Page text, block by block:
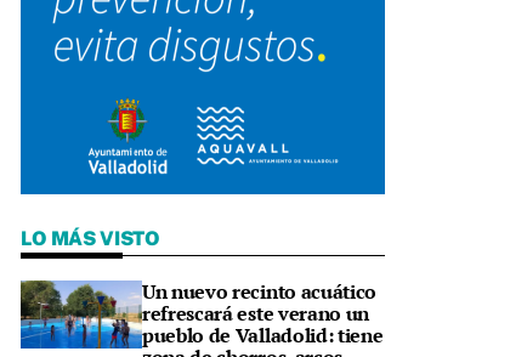
LO MÁS VISTO
Un nuevo recinto acuático
refrescará este verano un
pueblo de Valladolid: tiene